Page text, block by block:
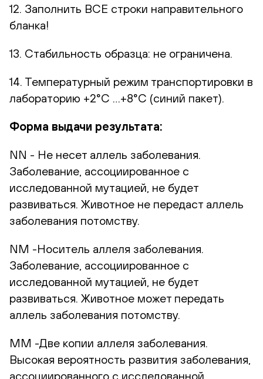
12. Заполнить ВСЕ строки направительного
бланка!
13. Стабильность образца: не ограничена.
14. Температурный режим транспортировки в
лабораторию +2°С …+8°С (синий пакет).
Форма выдачи результата:
NN - Не несет аллель заболевания.
Заболевание, ассоциированное с
исследованной мутацией, не будет
развиваться. Животное не передаст аллель
заболевания потомству.
NM -Носитель аллеля заболевания.
Заболевание, ассоциированное с
исследованной мутацией, не будет
развиваться. Животное может передать
аллель заболевания потомству.
ММ -Две копии аллеля заболевания.
Высокая вероятность развития заболевания,
ассоциированного с исследованной